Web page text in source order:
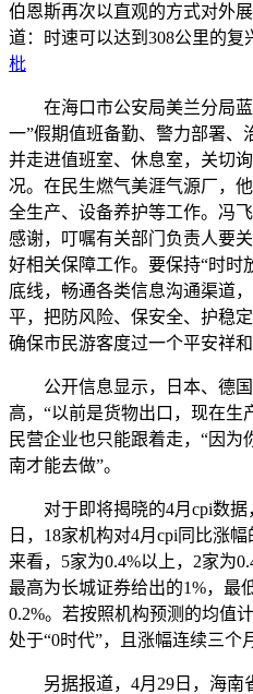
伯恩斯再次以直观的方式对外
道：时速可以达到308公里的复
枇
在海口市公安局美兰分局蓝
一”假期值班备勤、警力部署、
并走进值班室、休息室，关切
况。在民生燃气美涯气源厂，
全生产、设备养护等工作。冯
感谢，叮嘱有关部门负责人要
好相关保障工作。要保持“时时
底线，畅通各类信息沟通渠道
平，把防风险、保安全、护稳
确保市民游客度过一个平安祥和
公开信息显示，日本、德国
高，“以前是货物出口，现在生
民营企业也只能跟着走，“因
南才能去做”。
对于即将揭晓的4月cpi数据
日，18家机构对4月cpi同比涨
来看，5家为0.4%以上，2家为
最高为长城证券给出的1%，最
0.2%。若按照机构预测的均值
处于“0时代”，且涨幅连续三个
另据报道，4月29日，海南